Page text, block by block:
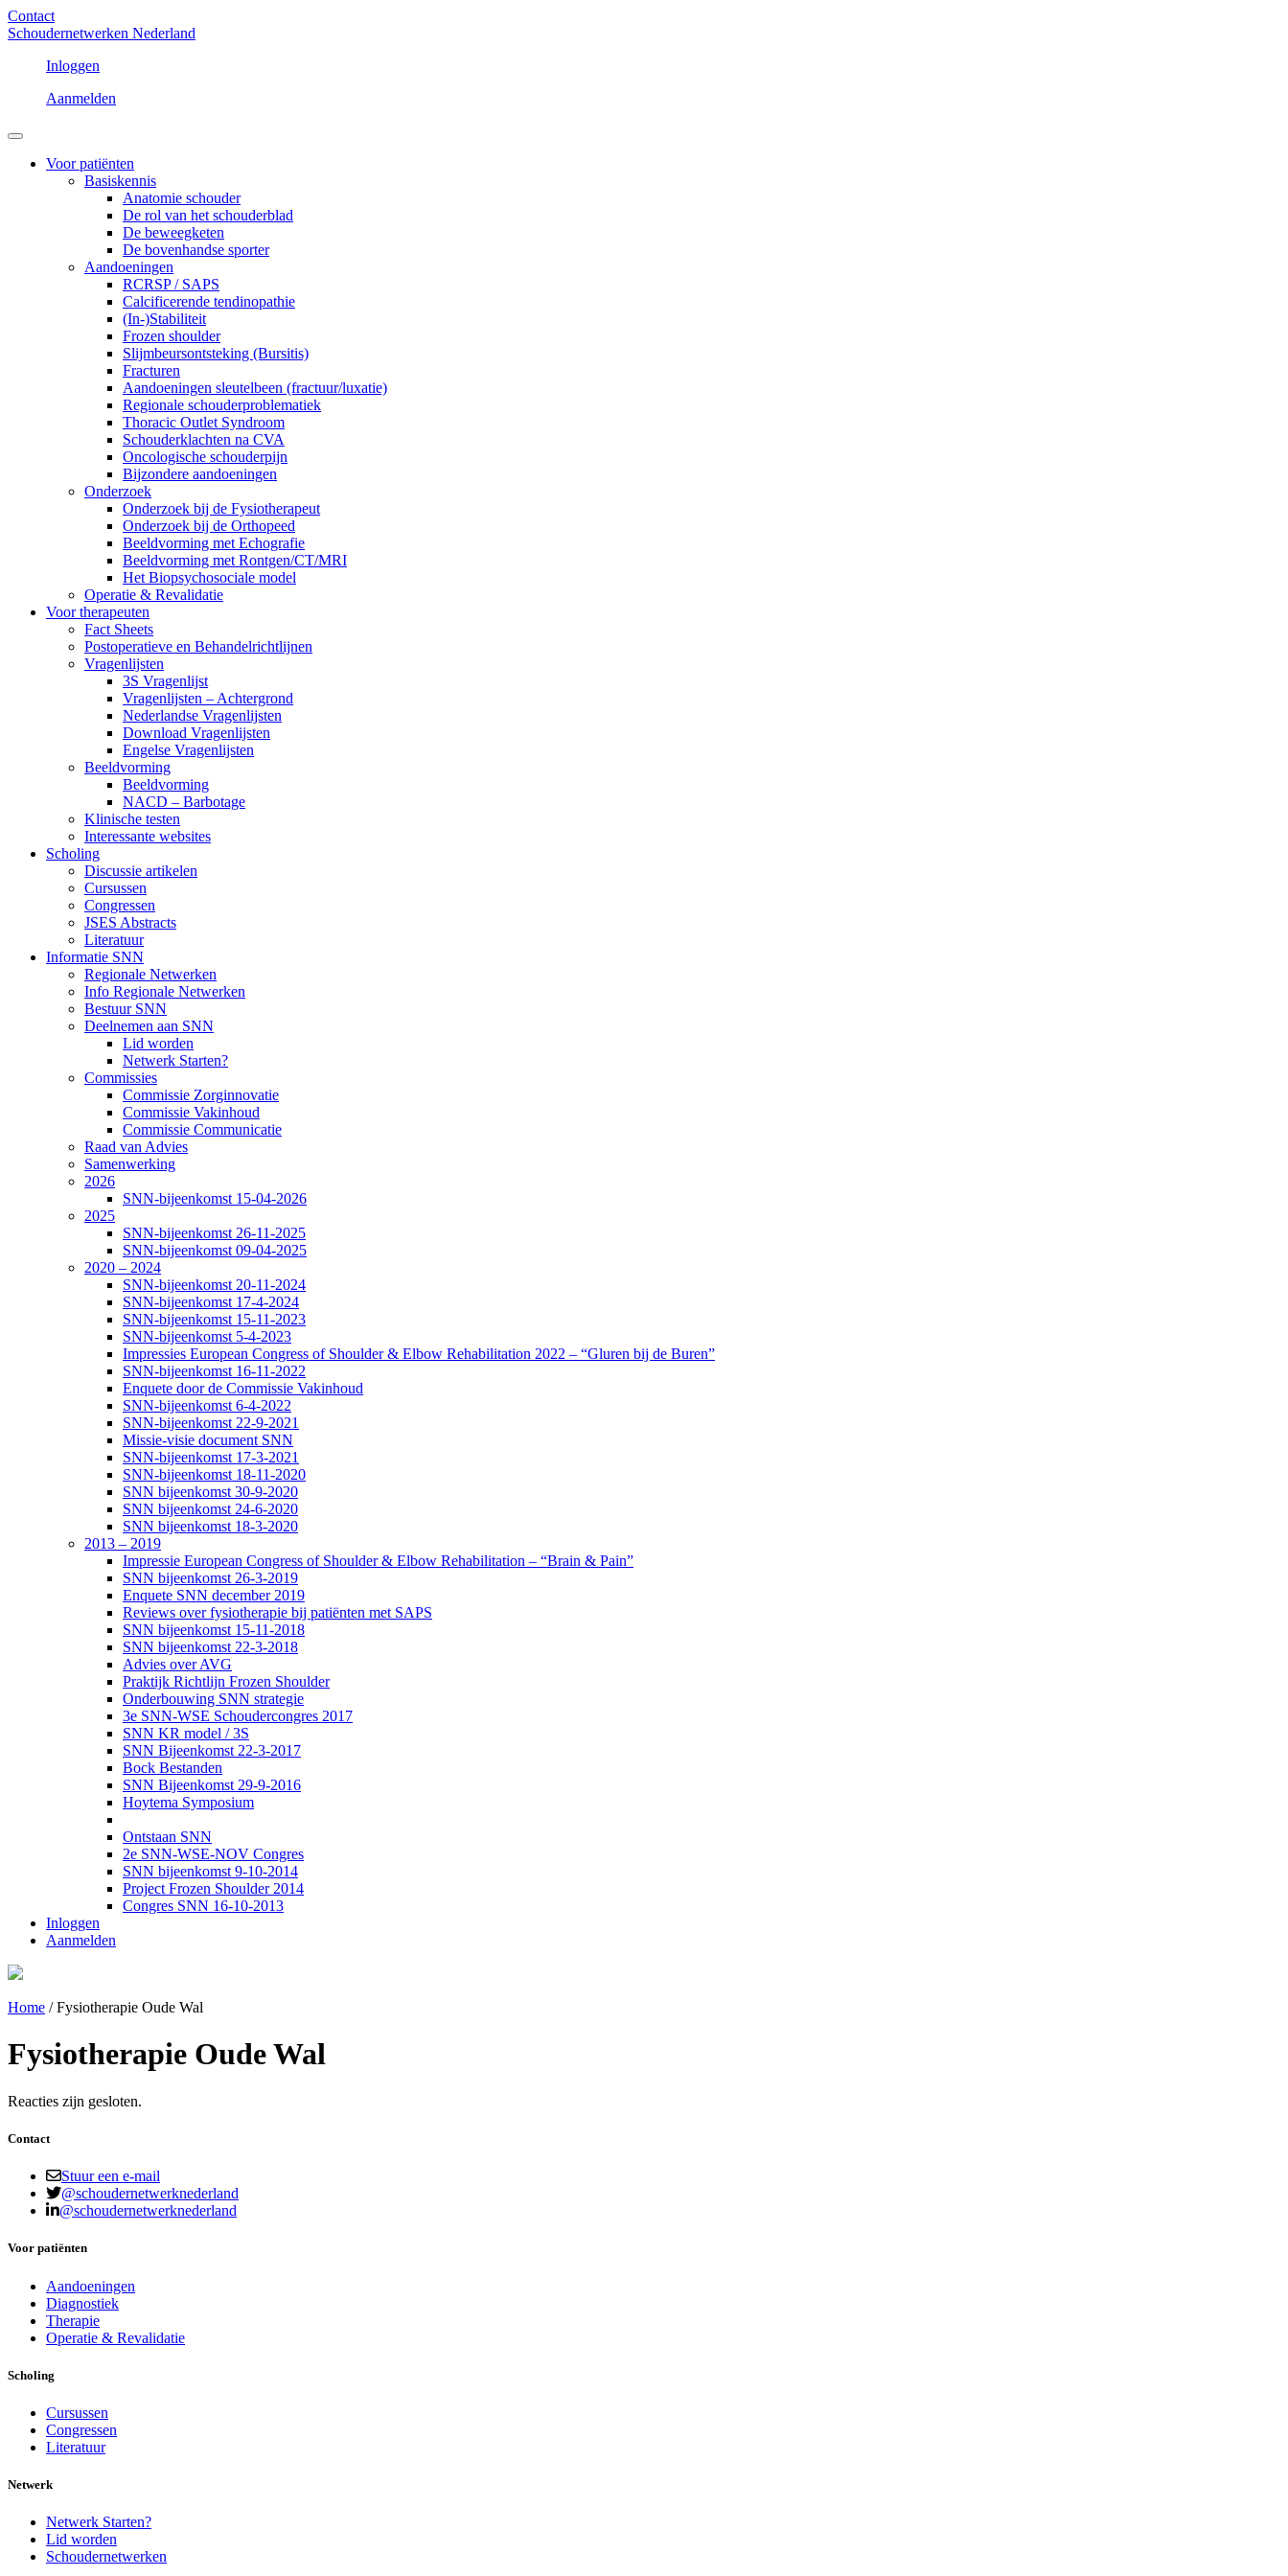
Contact
Schoudernetwerken Nederland
Inloggen
Aanmelden
Voor patiënten
Basiskennis
Anatomie schouder
De rol van het schouderblad
De beweegketen
De bovenhandse sporter
Aandoeningen
RCRSP / SAPS
Calcificerende tendinopathie
(In-)Stabiliteit
Frozen shoulder
Slijmbeursontsteking (Bursitis)
Fracturen
Aandoeningen sleutelbeen (fractuur/luxatie)
Regionale schouderproblematiek
Thoracic Outlet Syndroom
Schouderklachten na CVA
Oncologische schouderpijn
Bijzondere aandoeningen
Onderzoek
Onderzoek bij de Fysiotherapeut
Onderzoek bij de Orthopeed
Beeldvorming met Echografie
Beeldvorming met Rontgen/CT/MRI
Het Biopsychosociale model
Operatie & Revalidatie
Voor therapeuten
Fact Sheets
Postoperatieve en Behandelrichtlijnen
Vragenlijsten
3S Vragenlijst
Vragenlijsten – Achtergrond
Nederlandse Vragenlijsten
Download Vragenlijsten
Engelse Vragenlijsten
Beeldvorming
Beeldvorming
NACD – Barbotage
Klinische testen
Interessante websites
Scholing
Discussie artikelen
Cursussen
Congressen
JSES Abstracts
Literatuur
Informatie SNN
Regionale Netwerken
Info Regionale Netwerken
Bestuur SNN
Deelnemen aan SNN
Lid worden
Netwerk Starten?
Commissies
Commissie Zorginnovatie
Commissie Vakinhoud
Commissie Communicatie
Raad van Advies
Samenwerking
2026
SNN-bijeenkomst 15-04-2026
2025
SNN-bijeenkomst 26-11-2025
SNN-bijeenkomst 09-04-2025
2020 – 2024
SNN-bijeenkomst 20-11-2024
SNN-bijeenkomst 17-4-2024
SNN-bijeenkomst 15-11-2023
SNN-bijeenkomst 5-4-2023
Impressies European Congress of Shoulder & Elbow Rehabilitation 2022 – “Gluren bij de Buren”
SNN-bijeenkomst 16-11-2022
Enquete door de Commissie Vakinhoud
SNN-bijeenkomst 6-4-2022
SNN-bijeenkomst 22-9-2021
Missie-visie document SNN
SNN-bijeenkomst 17-3-2021
SNN-bijeenkomst 18-11-2020
SNN bijeenkomst 30-9-2020
SNN bijeenkomst 24-6-2020
SNN bijeenkomst 18-3-2020
2013 – 2019
Impressie European Congress of Shoulder & Elbow Rehabilitation – “Brain & Pain”
SNN bijeenkomst 26-3-2019
Enquete SNN december 2019
Reviews over fysiotherapie bij patiënten met SAPS
SNN bijeenkomst 15-11-2018
SNN bijeenkomst 22-3-2018
Advies over AVG
Praktijk Richtlijn Frozen Shoulder
Onderbouwing SNN strategie
3e SNN-WSE Schoudercongres 2017
SNN KR model / 3S
SNN Bijeenkomst 22-3-2017
Bock Bestanden
SNN Bijeenkomst 29-9-2016
Hoytema Symposium
Ontstaan SNN
2e SNN-WSE-NOV Congres
SNN bijeenkomst 9-10-2014
Project Frozen Shoulder 2014
Congres SNN 16-10-2013
Inloggen
Aanmelden
Home /Fysiotherapie Oude Wal
Fysiotherapie Oude Wal
Reacties zijn gesloten.
Contact
Stuur een e-mail
@schoudernetwerknederland
@schoudernetwerknederland
Voor patiënten
Aandoeningen
Diagnostiek
Therapie
Operatie & Revalidatie
Scholing
Cursussen
Congressen
Literatuur
Netwerk
Netwerk Starten?
Lid worden
Schoudernetwerken